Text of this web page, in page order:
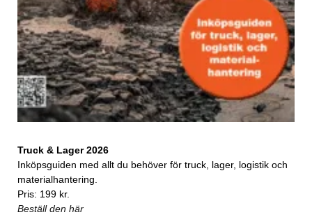
Truck & Lager 2026
Inköpsguiden med allt du behöver för truck, lager, logistik och
materialhantering.
Pris: 199 kr.
Beställ den här